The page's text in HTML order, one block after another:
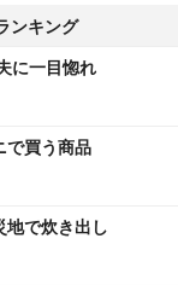
ンキング
に一目惚れ
で買う商品
地で炊き出し